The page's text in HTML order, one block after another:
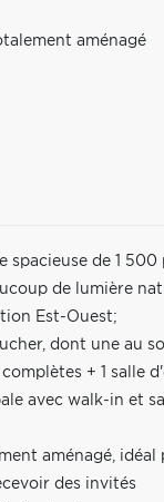
aménagé
spacieuse de 1 500
de lumière
Est-Ouest;
dont une au
+ 1 salle
avec walk-in et
aménagé, idéal
des invités